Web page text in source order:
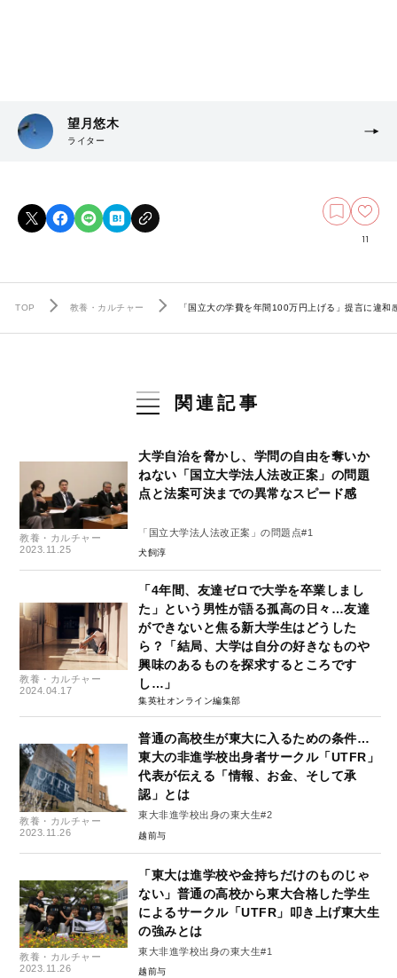
望月悠木
ライター
11
TOP 教養・カルチャー 「国立大の学費を年間100万円上げる」提言に違
関連記事
教養・カルチャー
2023.11.25
大学自治を脅かし、学問の自由を奪いか
ねない「国立大学法人法改正案」の問題
点と法案可決までの異常なスピード感
「国立大学法人法改正案」の問題点#1
犬飼淳
教養・カルチャー
2024.04.17
「4年間、友達ゼロで大学を卒業しまし
た」という男性が語る孤高の日々…友達
ができないと焦る新大学生はどうした
ら？「結局、大学は自分の好きなものや
興味のあるものを探求するところです
し…」
集英社オンライン編集部
教養・カルチャー
2023.11.26
普通の高校生が東大に入るための条件…
東大の非進学校出身者サークル「UTFR」
代表が伝える「情報、お金、そして承
認」とは
東大非進学校出身の東大生#2
越前与
教養・カルチャー
2023.11.26
「東大は進学校や金持ちだけのものじゃ
ない」普通の高校から東大合格した学生
によるサークル「UTFR」叩き上げ東大生
の強みとは
東大非進学校出身の東大生#1
越前与